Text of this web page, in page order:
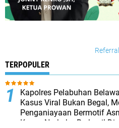
TERPOPULER
Kapolres Pelabuhan
Kasus Viral Bukan Begal,
Penganiayaan Bermotif
Kasus Narkoba Berhasil